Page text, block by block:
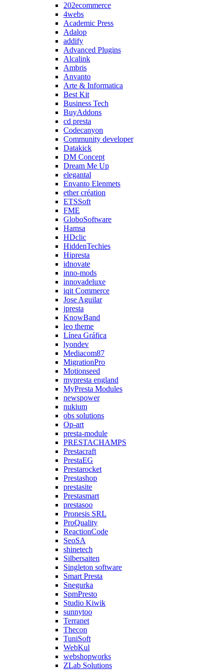
202ecommerce
4webs
Academic Press
Adalop
addify
Advanced Plugins
Alcalink
Ambris
Anvanto
Arte & Informatica
Best Kit
Business Tech
BuyAddons
cd presta
Codecanyon
Community developer
Datakick
DM Concept
Dream Me Up
elegantal
Envanto Elenmets
ether création
ETSSoft
FME
GloboSoftware
Hamsa
HDclic
HiddenTechies
Hipresta
idnovate
inno-mods
innovadeluxe
iqit Commerce
Jose Aguilar
jpresta
KnowBand
leo theme
Línea Gráfica
lyondev
Mediacom87
MigrationPro
Motionseed
mypresta england
MyPresta Modules
newspower
nukium
obs solutions
Op-art
presta-module
PRESTACHAMPS
Prestacraft
PrestaEG
Prestarocket
Prestashop
prestasite
Prestasmart
prestasoo
Pronesis SRL
ProQuality
ReactionCode
SeoSA
shinetech
Silbersaiten
Singleton software
Smart Presta
Snegurka
SpmPresto
Studio Kiwik
sunnytoo
Terranet
Thecon
TuniSoft
WebKul
webshopworks
ZLab Solutions